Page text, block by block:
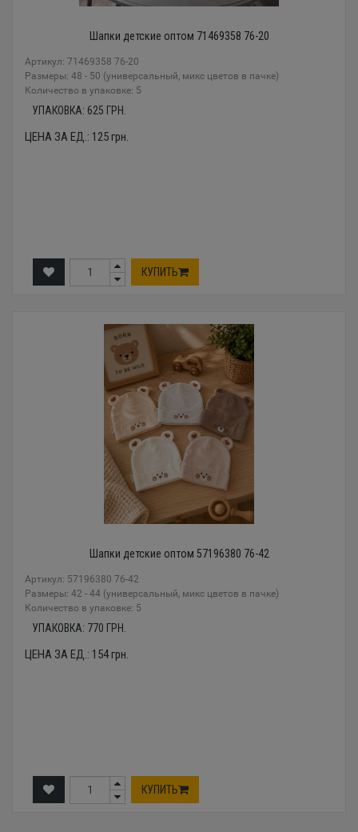
Шапки детские оптом 71469358 76-20
Артикул: 71469358 76-20
Размеры: 48 - 50 (универсальный, микс цветов в пачке)
Количество в упаковке: 5
УПАКОВКА: 625 ГРН.
ЦЕНА ЗА ЕД.: 125грн.
КУПИТЬ
Шапки детские оптом 57196380 76-42
Артикул: 57196380 76-42
Размеры: 42 - 44 (универсальный, микс цветов в пачке)
Количество в упаковке: 5
УПАКОВКА: 770 ГРН.
ЦЕНА ЗА ЕД.: 154грн.
КУПИТЬ